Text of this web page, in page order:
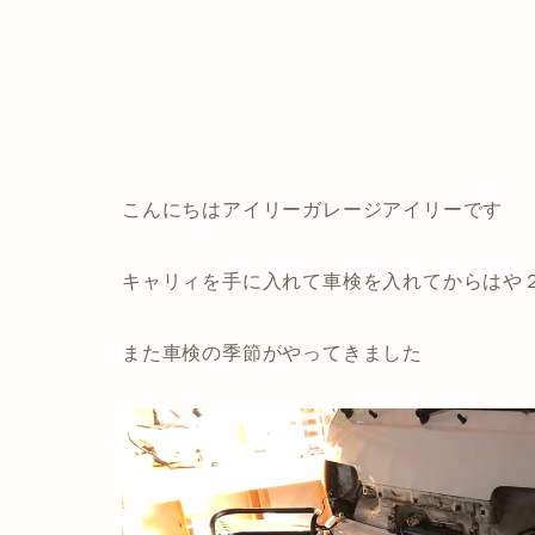
こんにちはアイリーガレージアイリーです
キャリィを手に入れて車検を入れてからはや
また車検の季節がやってきました